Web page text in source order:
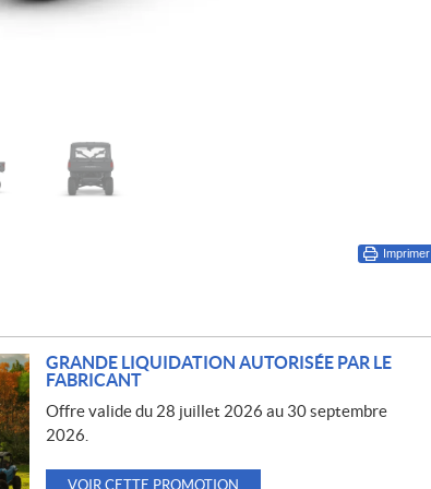
Imprimer
GRANDE LIQUIDATION AUTORISÉE PAR LE
FABRICANT
Offre valide du 28 juillet 2026 au 30 septembre
2026.
VOIR CETTE PROMOTION